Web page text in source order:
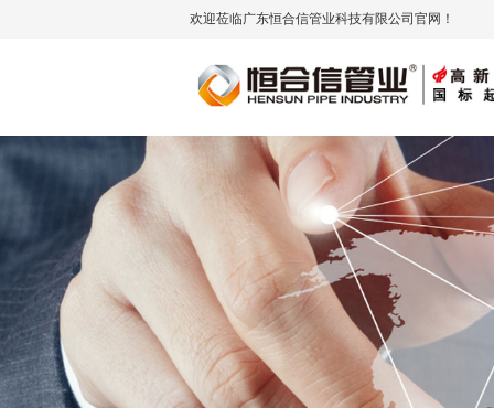
欢迎莅临广东恒合信管业科技有限公司官网！